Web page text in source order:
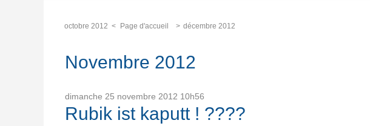
octobre 2012 Page d'accueil décembre 2012
Novembre 2012
dimanche 25 novembre 2012 10h56
Rubik ist kaputt ! ????